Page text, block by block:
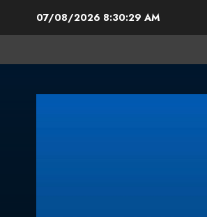
07/08/2026 8:30:30 AM